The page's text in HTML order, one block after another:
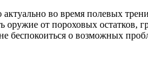
во время полевых
от пороховых остатков,
беспокоиться о возможных